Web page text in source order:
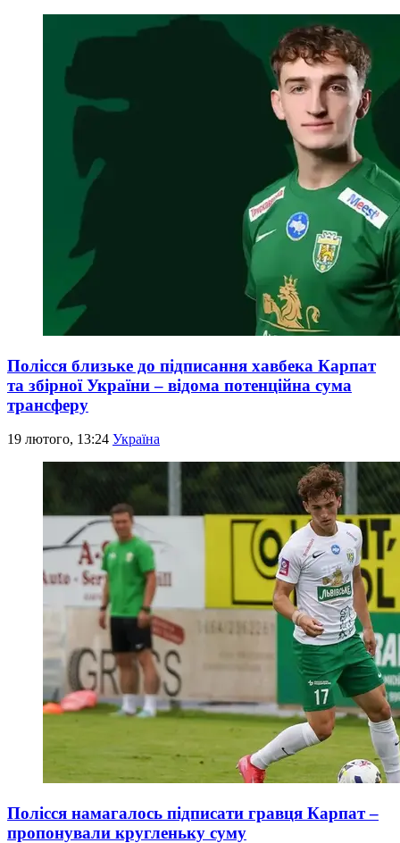
Полісся близьке до підписання хавбека Карпат
та збірної України – відома потенційна сума
трансферу
19 лютого, 13:24 Україна
Полісся намагалось підписати гравця Карпат –
пропонували кругленьку суму